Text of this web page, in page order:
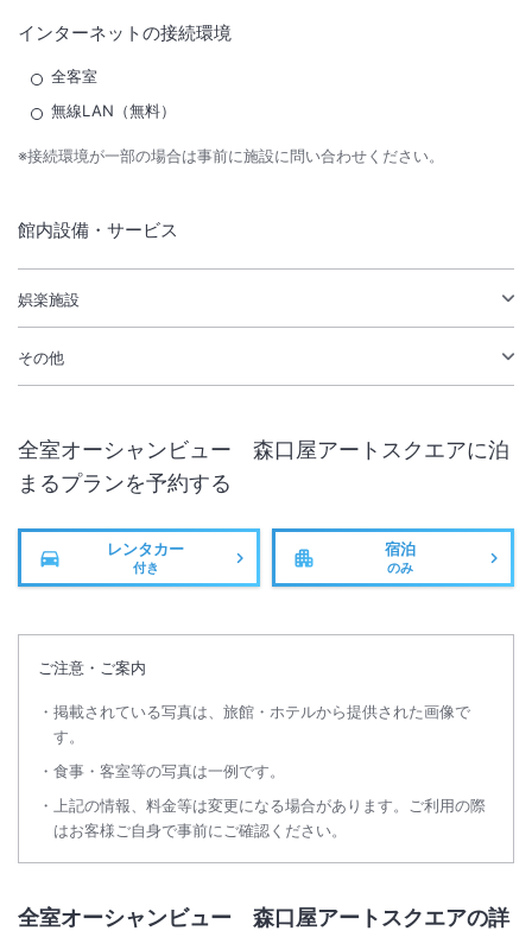
インターネットの接続環境
全客室
無線LAN（無料）
※接続環境が一部の場合は事前に施設に問い合わせください。
館内設備・サービス
娯楽施設
その他
全室オーシャンビュー 森口屋アートスクエアに泊
まるプランを予約する
レンタカー
付き
宿泊
のみ
ご注意・ご案内
掲載されている写真は、旅館・ホテルから提供された画像で
す。
食事・客室等の写真は一例です。
上記の情報、料金等は変更になる場合があります。ご利用の際
はお客様ご自身で事前にご確認ください。
全室オーシャンビュー 森口屋アートスクエアの詳